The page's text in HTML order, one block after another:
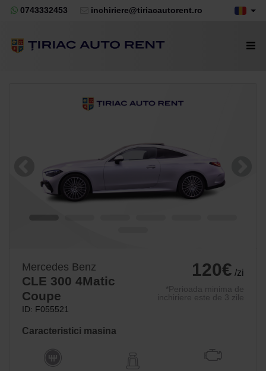
0743332453 inchiriere@tiriacautorent.ro
Mercedes Benz
CLE 300 4Matic
Coupe
ID: F055521
120€ /zi
*Perioada minima de
inchiriere este de 3 zile
Caracteristici masina